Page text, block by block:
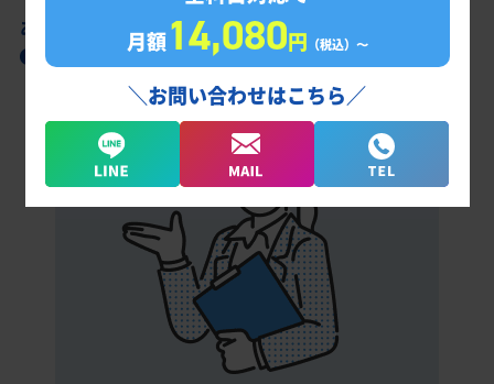
あなただけの学習計画だから成果が出る！
勿来高校合格に向けた受験対策カリキュラム
月額14,080円 （税込）〜
＼お問い合わせはこちら／